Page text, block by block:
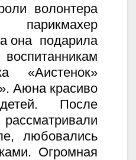
волонтера
она подарила
«Аистенок»
Аюна красиво
После
любовались
Огромная